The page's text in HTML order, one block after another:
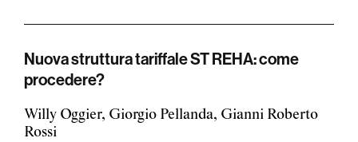
Nuova struttura tariffale ST REHA: come
procedere?
Willy Oggier, Giorgio Pellanda, Gianni Roberto
Rossi